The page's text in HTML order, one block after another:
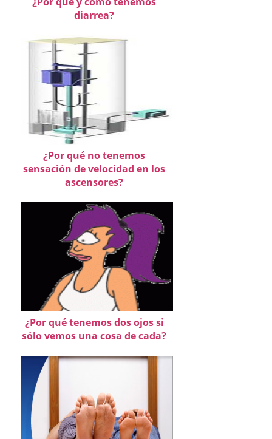
diarrea?
¿Por qué no tenemos
sensación de velocidad en los
ascensores?
¿Por qué tenemos dos ojos si
sólo vemos una cosa de cada?